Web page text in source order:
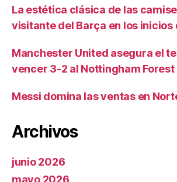
La estética clásica de las
visitante del Barça en los inicios
Manchester United asegura el
vencer 3-2 al Nottingham Forest
Messi domina las ventas en
Archivos
junio 2026
mayo 2026